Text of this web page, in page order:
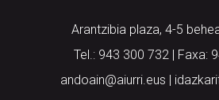
Arantzibia plaza, 4-5
Tel.: 943 300 732 | Faxa:
andoain@aiurri.eus |